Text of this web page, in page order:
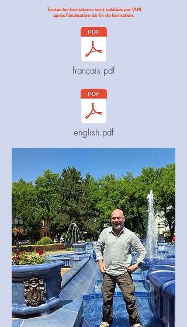
Toutes les formations sont validées par VUK
après l'évaluation de fin de formation.
français.pdf
english.pdf